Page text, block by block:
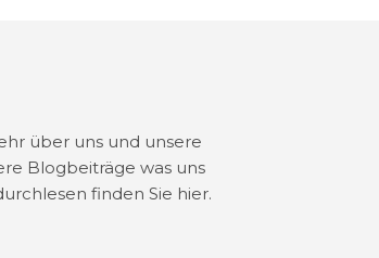
über uns und unsere
Blogbeiträge was uns
finden Sie hier.